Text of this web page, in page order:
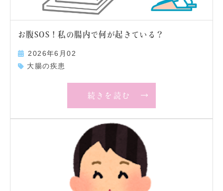
お腹SOS！私の腸内で何が起きている？
2026年6月02
大腸の疾患
続きを読む